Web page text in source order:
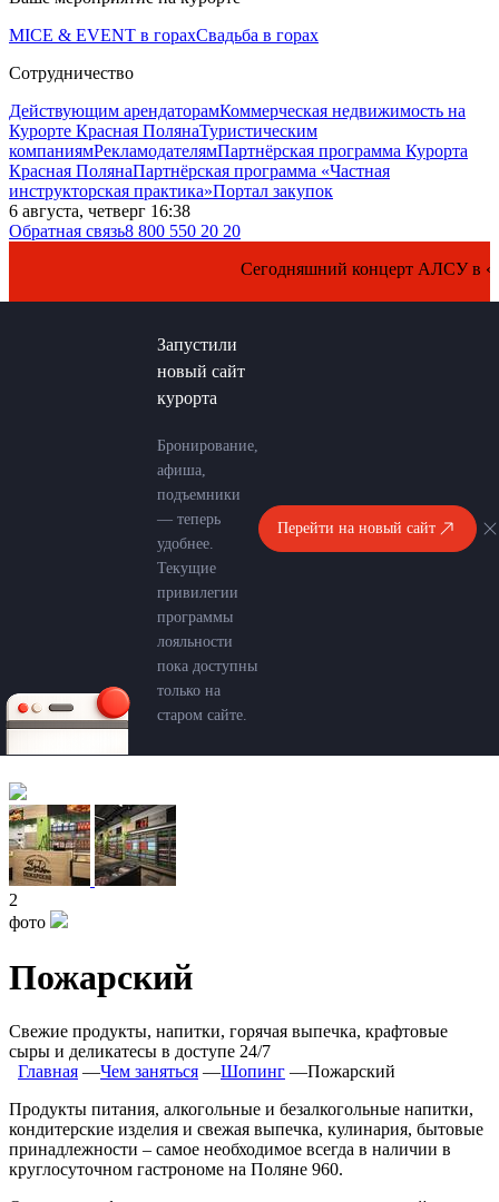
MICE & EVENT в горахСвадьба в горах
Сотрудничество
Действующим арендаторамКоммерческая недвижимость на
Курорте Красная ПолянаТуристическим
компаниямРекламодателямПартнёрская программа Курорта
Красная ПолянаПартнёрская программа «Частная
инструкторская практика»Портал закупок
6 августа, четверг 16:38
Обратная связь8 800 550 20 20
Сегодняшний концерт АЛСУ в
Запустили
новый сайт
курорта
Бронирование,
афиша,
подъемники
— теперь
удобнее.
Текущие
привилегии
программы
лояльности
пока доступны
только на
старом сайте.
Перейти на новый сайт
2
фото
Пожарский
Свежие продукты, напитки, горячая выпечка, крафтовые
сыры и деликатесы в доступе 24/7
Главная ―Чем заняться ―Шопинг ―Пожарский
Продукты питания, алкогольные и безалкогольные напитки,
кондитерские изделия и свежая выпечка, кулинария, бытовые
принадлежности – самое необходимое всегда в наличии в
круглосуточном гастрономе на Поляне 960.